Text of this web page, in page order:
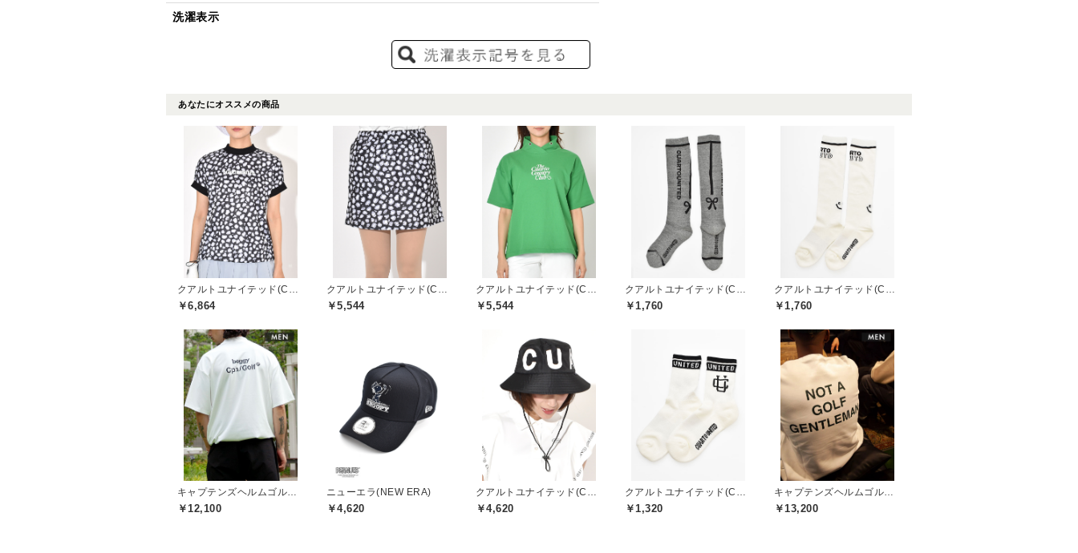
洗濯表示
あなたにオススメの商品
￥6,864 ￥5,544 ￥5,544 ￥1,760 ￥1,760
￥12,100
ニューエラ(NEW ERA)
￥4,620 ￥4,620 ￥1,320 ￥13,200